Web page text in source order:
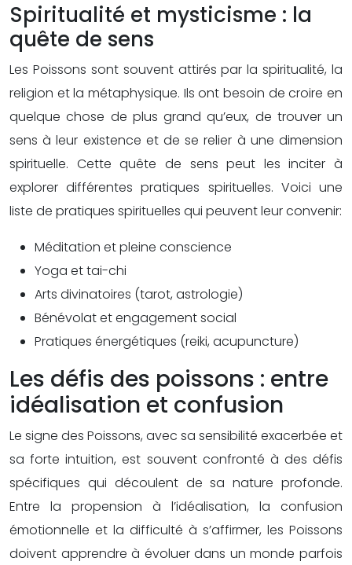
Spiritualité et mysticisme : la
quête de sens
Les Poissons sont souvent attirés par la spiritualité, la
religion et la métaphysique. Ils ont besoin de croire en
quelque chose de plus grand qu’eux, de trouver un
sens à leur existence et de se relier à une dimension
spirituelle. Cette quête de sens peut les inciter à
explorer différentes pratiques spirituelles. Voici une
liste de pratiques spirituelles qui peuvent leur convenir:
Méditation et pleine conscience
Yoga et tai-chi
Arts divinatoires (tarot, astrologie)
Bénévolat et engagement social
Pratiques énergétiques (reiki, acupuncture)
Les défis des poissons : entre
idéalisation et confusion
Le signe des Poissons, avec sa sensibilité exacerbée et
sa forte intuition, est souvent confronté à des défis
spécifiques qui découlent de sa nature profonde.
Entre la propension à l’idéalisation, la confusion
émotionnelle et la difficulté à s’affirmer, les Poissons
doivent apprendre à évoluer dans un monde parfois